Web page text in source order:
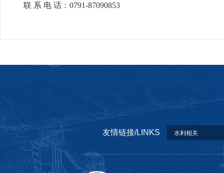
联 系 电 话： 0791-87090853
友情链接/LINKS